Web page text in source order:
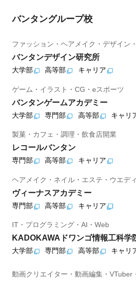
バンタングループ校
ファッション・ヘアメイク・デザイン
バンタンデザイン研究所
大学部 高等部 キャリア
ゲーム・イラスト・CG・eスポーツ
バンタンゲームアカデミー
大学部 専門部 高等部 キャリ
製菓・カフェ・調理・飲食店開業
レコールバンタン
専門部 高等部 キャリア
ヘアメイク・ネイル・エステ・ウエデ
ヴィーナスアカデミー
専門部 高等部 キャリア
IT・プログラミング・AI・Web
KADOKAWAドワンゴ情報工科学
大学部 専門部 高等部 キャリ
動画クリエイター・動画編集・VTuber